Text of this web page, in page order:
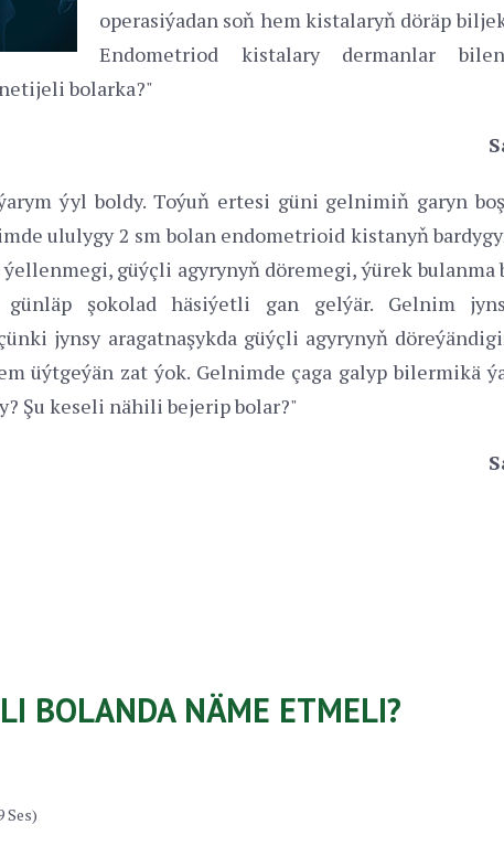
operasiýadan soň hem kistalaryň döräp
Endometriod kistalary dermanlar
bolarka?"
ýyl boldy. Toýuň ertesi güni gelnimiň garyn
ululygy 2 sm bolan endometrioid kistanyň
güýçli agyrynyň döremegi, ýürek bulanma
şokolad häsiýetli gan gelýär. Gelnim
jynsy aragatnaşykda güýçli agyrynyň
üýtgeýän zat ýok. Gelnimde çaga galyp bilermikä
Şu keseli nähili bejerip bolar?"
BOLANDA NÄME ETMELI?
Ses)